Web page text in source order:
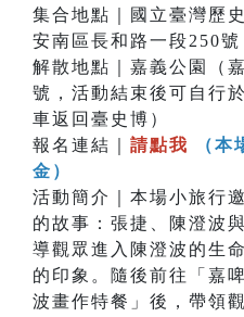
集合地點｜國立臺灣歷
安南區長和路一段250號
解散地點｜嘉義公園（
號，活動結束後可自行
車返回臺史博）
報名連結｜ 請點我
（
金）
活動簡介｜本場小旅行
的故事：張捷、陳澄波
導觀眾進入陳澄波的生
的印象。隨後前往「嘉
波畫作特餐」後，帶領